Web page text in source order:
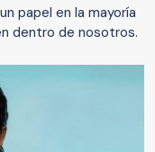
papel en la mayoría
dentro de nosotros.